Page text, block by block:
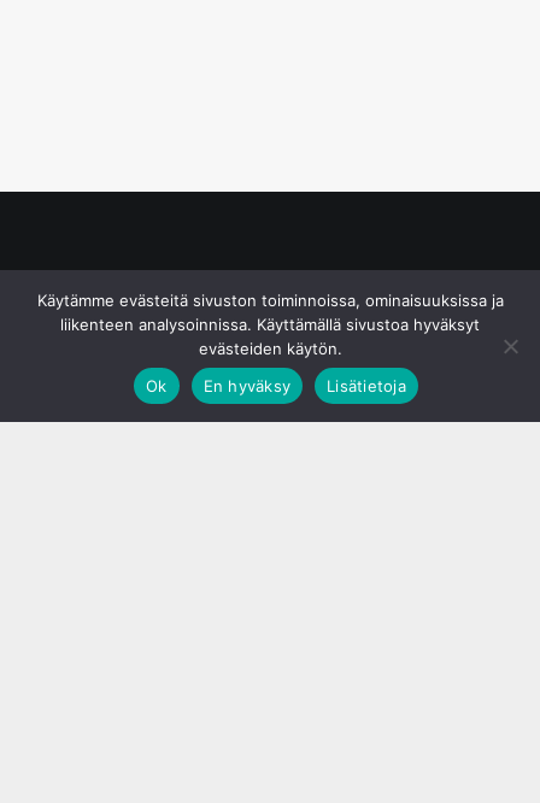
Käytämme evästeitä sivuston toiminnoissa, ominaisuuksissa ja
liikenteen analysoinnissa. Käyttämällä sivustoa hyväksyt
evästeiden käytön.
Ok
En hyväksy Lisätietoja